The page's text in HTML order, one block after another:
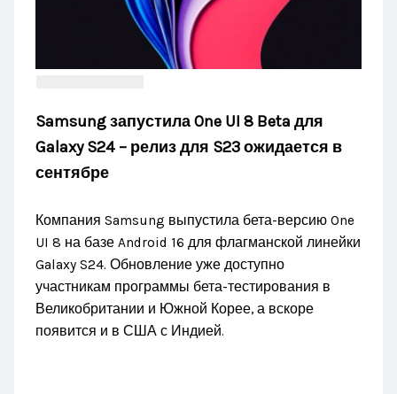
Samsung запустила One UI 8 Beta для
Galaxy S24 – релиз для S23 ожидается в
сентябре
Компания Samsung выпустила бета-версию One
UI 8 на базе Android 16 для флагманской линейки
Galaxy S24. Обновление уже доступно
участникам программы бета-тестирования в
Великобритании и Южной Корее, а вскоре
появится и в США с Индией.